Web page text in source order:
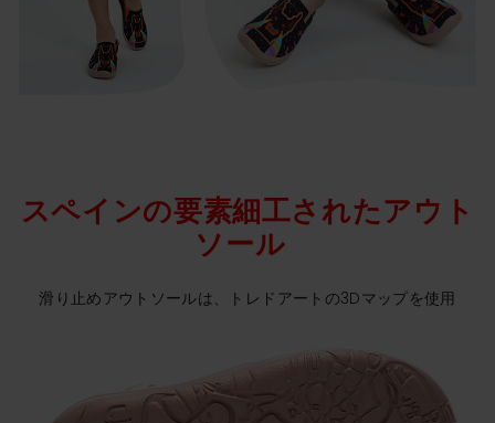
スペインの要素細工されたアウト
ソール
滑り止めアウトソールは、トレドアートの3Dマップを使用